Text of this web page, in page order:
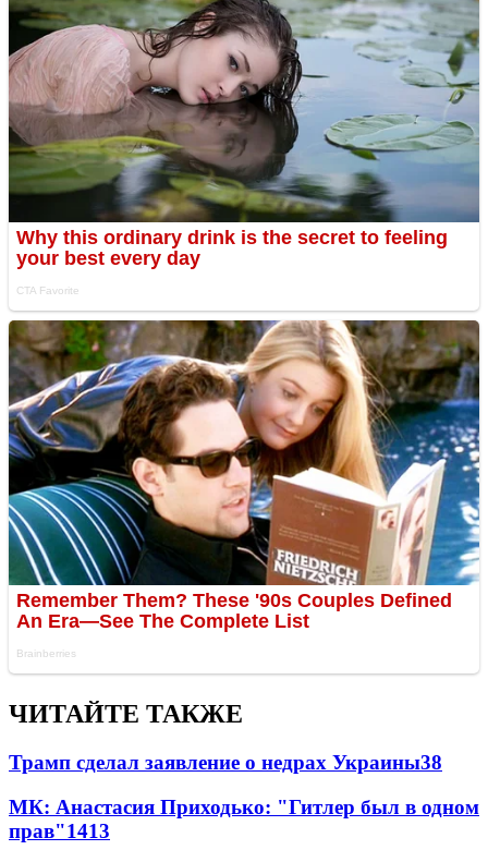
ЧИТАЙТЕ ТАКЖЕ
Трамп сделал заявление о недрах Украины38
МК: Анастасия Приходько: "Гитлер был в одном
прав"1413